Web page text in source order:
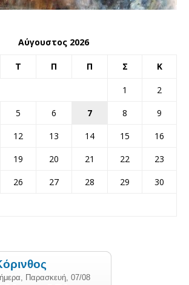
Αύγουστος 2026
Τ Π Π Σ Κ
1
2
5 6 7 8
9
12 13 14 15
16
19 20 21 22
23
26 27 28 29
30